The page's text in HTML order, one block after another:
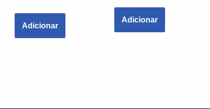
Adicionar
Adicionar